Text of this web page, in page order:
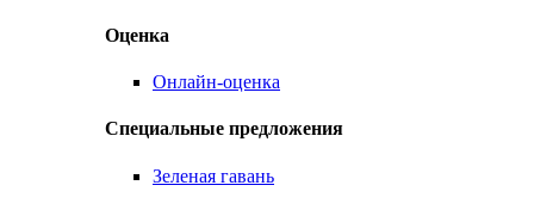
Оценка
Онлайн-оценка
Специальные предложения
Зеленая гавань